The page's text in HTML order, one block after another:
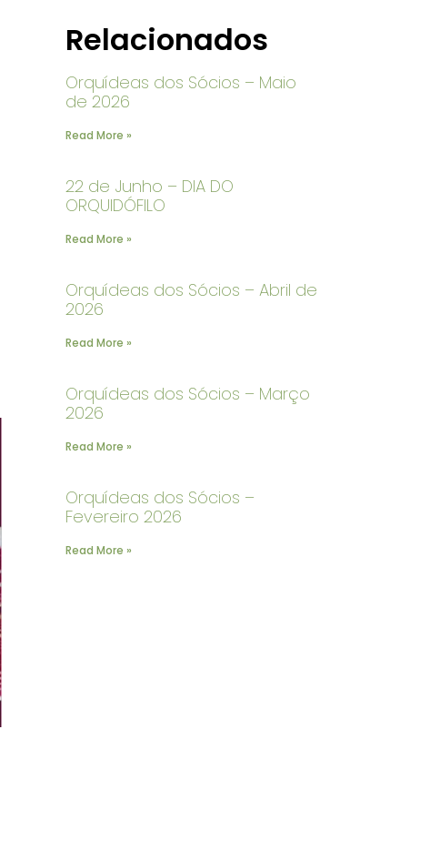
Relacionados
Orquídeas dos Sócios – Maio
de 2026
Read More »
22 de Junho – DIA DO
ORQUIDÓFILO
Read More »
Orquídeas dos Sócios – Abril de
2026
Read More »
Orquídeas dos Sócios – Março
2026
Read More »
Orquídeas dos Sócios –
Fevereiro 2026
Read More »